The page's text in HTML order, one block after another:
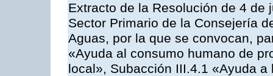
Extracto de la Resolución de 4
Sector Primario de la Consejería
Aguas, por la que se convocan,
«Ayuda al consumo humano de
local», Subacción III.4.1 «Ayuda